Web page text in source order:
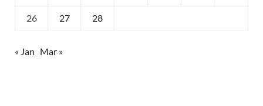
26 27 28
« Jan Mar »